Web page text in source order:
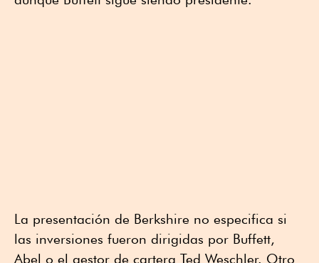
La presentación de Berkshire no especifica si
las inversiones fueron dirigidas por Buffett,
Abel o el gestor de cartera Ted Weschler. Otro